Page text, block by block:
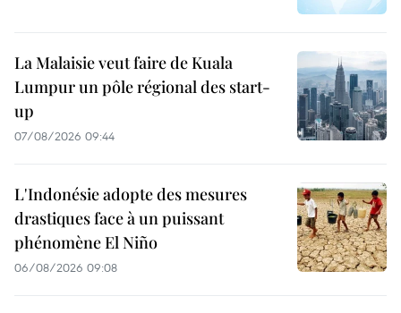
La Malaisie veut faire de Kuala
Lumpur un pôle régional des start-
up
07/08/2026 09:44
L'Indonésie adopte des mesures
drastiques face à un puissant
phénomène El Niño
06/08/2026 09:08